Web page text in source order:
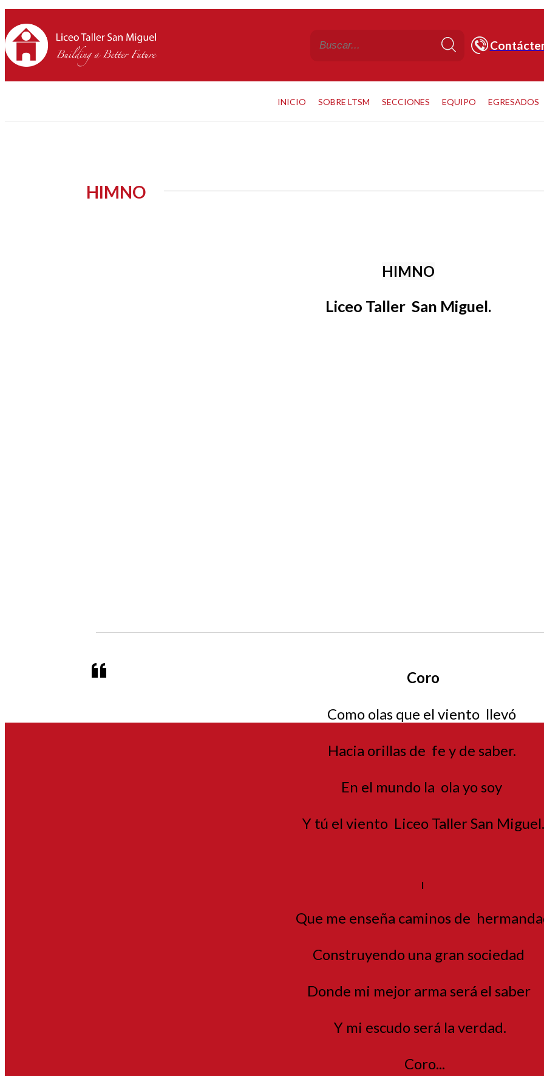
INICIO SOBRE LTSM SECCIONES EQUIPO EGRESADOS
HIMNO
HIMNO
Liceo Taller San Miguel.
Coro
Como olas que el viento llevó
Hacia orillas de fe y de saber.
En el mundo la ola yo soy
Y tú el viento Liceo Taller San Miguel.
I
Que me enseña caminos de
Construyendo una gran sociedad
Donde mi mejor arma será el saber
Y mi escudo será la verdad.
Coro...